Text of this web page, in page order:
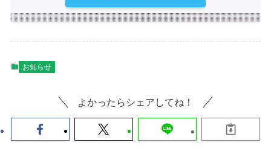
お知らせ
よかったらシェアしてね！